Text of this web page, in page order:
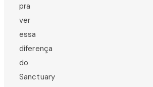
pra
ver
essa
diferença
do
Sanctuary